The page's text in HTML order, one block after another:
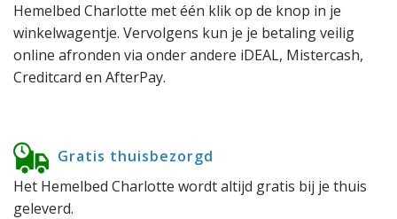
Hemelbed Charlotte met één klik op de knop in je
winkelwagentje. Vervolgens kun je je betaling veilig
online afronden via onder andere iDEAL, Mistercash,
Creditcard en AfterPay.
Gratis thuisbezorgd
Het Hemelbed Charlotte wordt altijd gratis bij je thuis
geleverd.